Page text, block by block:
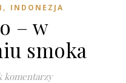
, INDONEZJA
– w
smoka
komentarzy